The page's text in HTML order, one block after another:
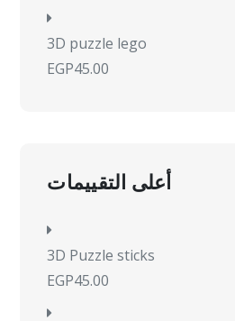
3D puzzle lego
EGP45.00
أعلى التقييمات
3D Puzzle sticks
EGP45.00